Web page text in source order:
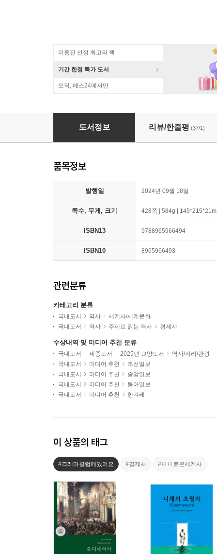
이동진 선정 최고의 책
기간 한정 특가 도서
오직, 예스24에서만
쓰레기의 세계사
도서정보 리뷰/한줄평 (37/1)
품목정보
발행일 2024년 09월 18일
쪽수, 무게, 크기 428쪽 | 584g |
ISBN13 9788965966494
ISBN10 8965966493
관련분류
카테고리 분류
국내도서 역사
세계사/세계문화
국내도서
역사 주제로 읽는 역사 경제사
수상내역 및 미디어 추천 분류
국내도서 세종도서 2025년 교양도서
역사/지리/관광
국내도서
미디어 추천
조선일보
국내도서
미디어 추천
중앙일보
국내도서
미디어 추천
동아일보
국내도서
미디어 추천 한겨레
이 상품의 태그
#크레마클럽에있어요 #경제사 #ㅁㅁ로본세계사